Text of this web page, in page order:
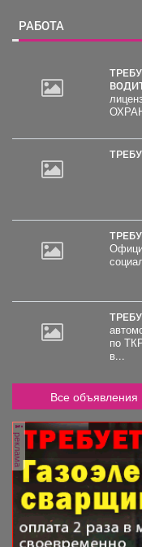
РАБОТА
ТРЕБУЕТСЯ - ОХРАННИКИ, ОХРАННИКИ-
по
в...
Все объявления
реклама